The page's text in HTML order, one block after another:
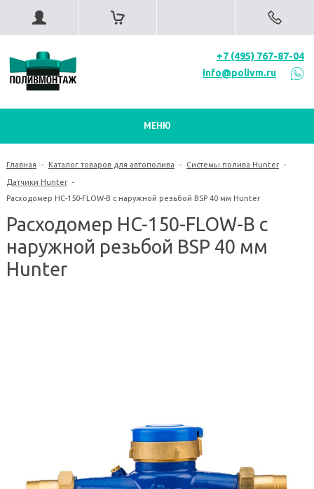
+7 (495) 767-87-04
info@polivm.ru
МЕНЮ
Главная - Каталог товаров для автополива - Системы полива Hunter -
Датчики Hunter -
Расходомер HC-150-FLOW-B с наружной резьбой BSP 40 мм Hunter
Расходомер HC-150-FLOW-B с
наружной резьбой BSP 40 мм
Hunter